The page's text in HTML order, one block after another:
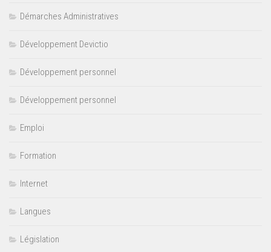
Démarches Administratives
Développement Devictio
Développement personnel
Développement personnel
Emploi
Formation
Internet
Langues
Législation